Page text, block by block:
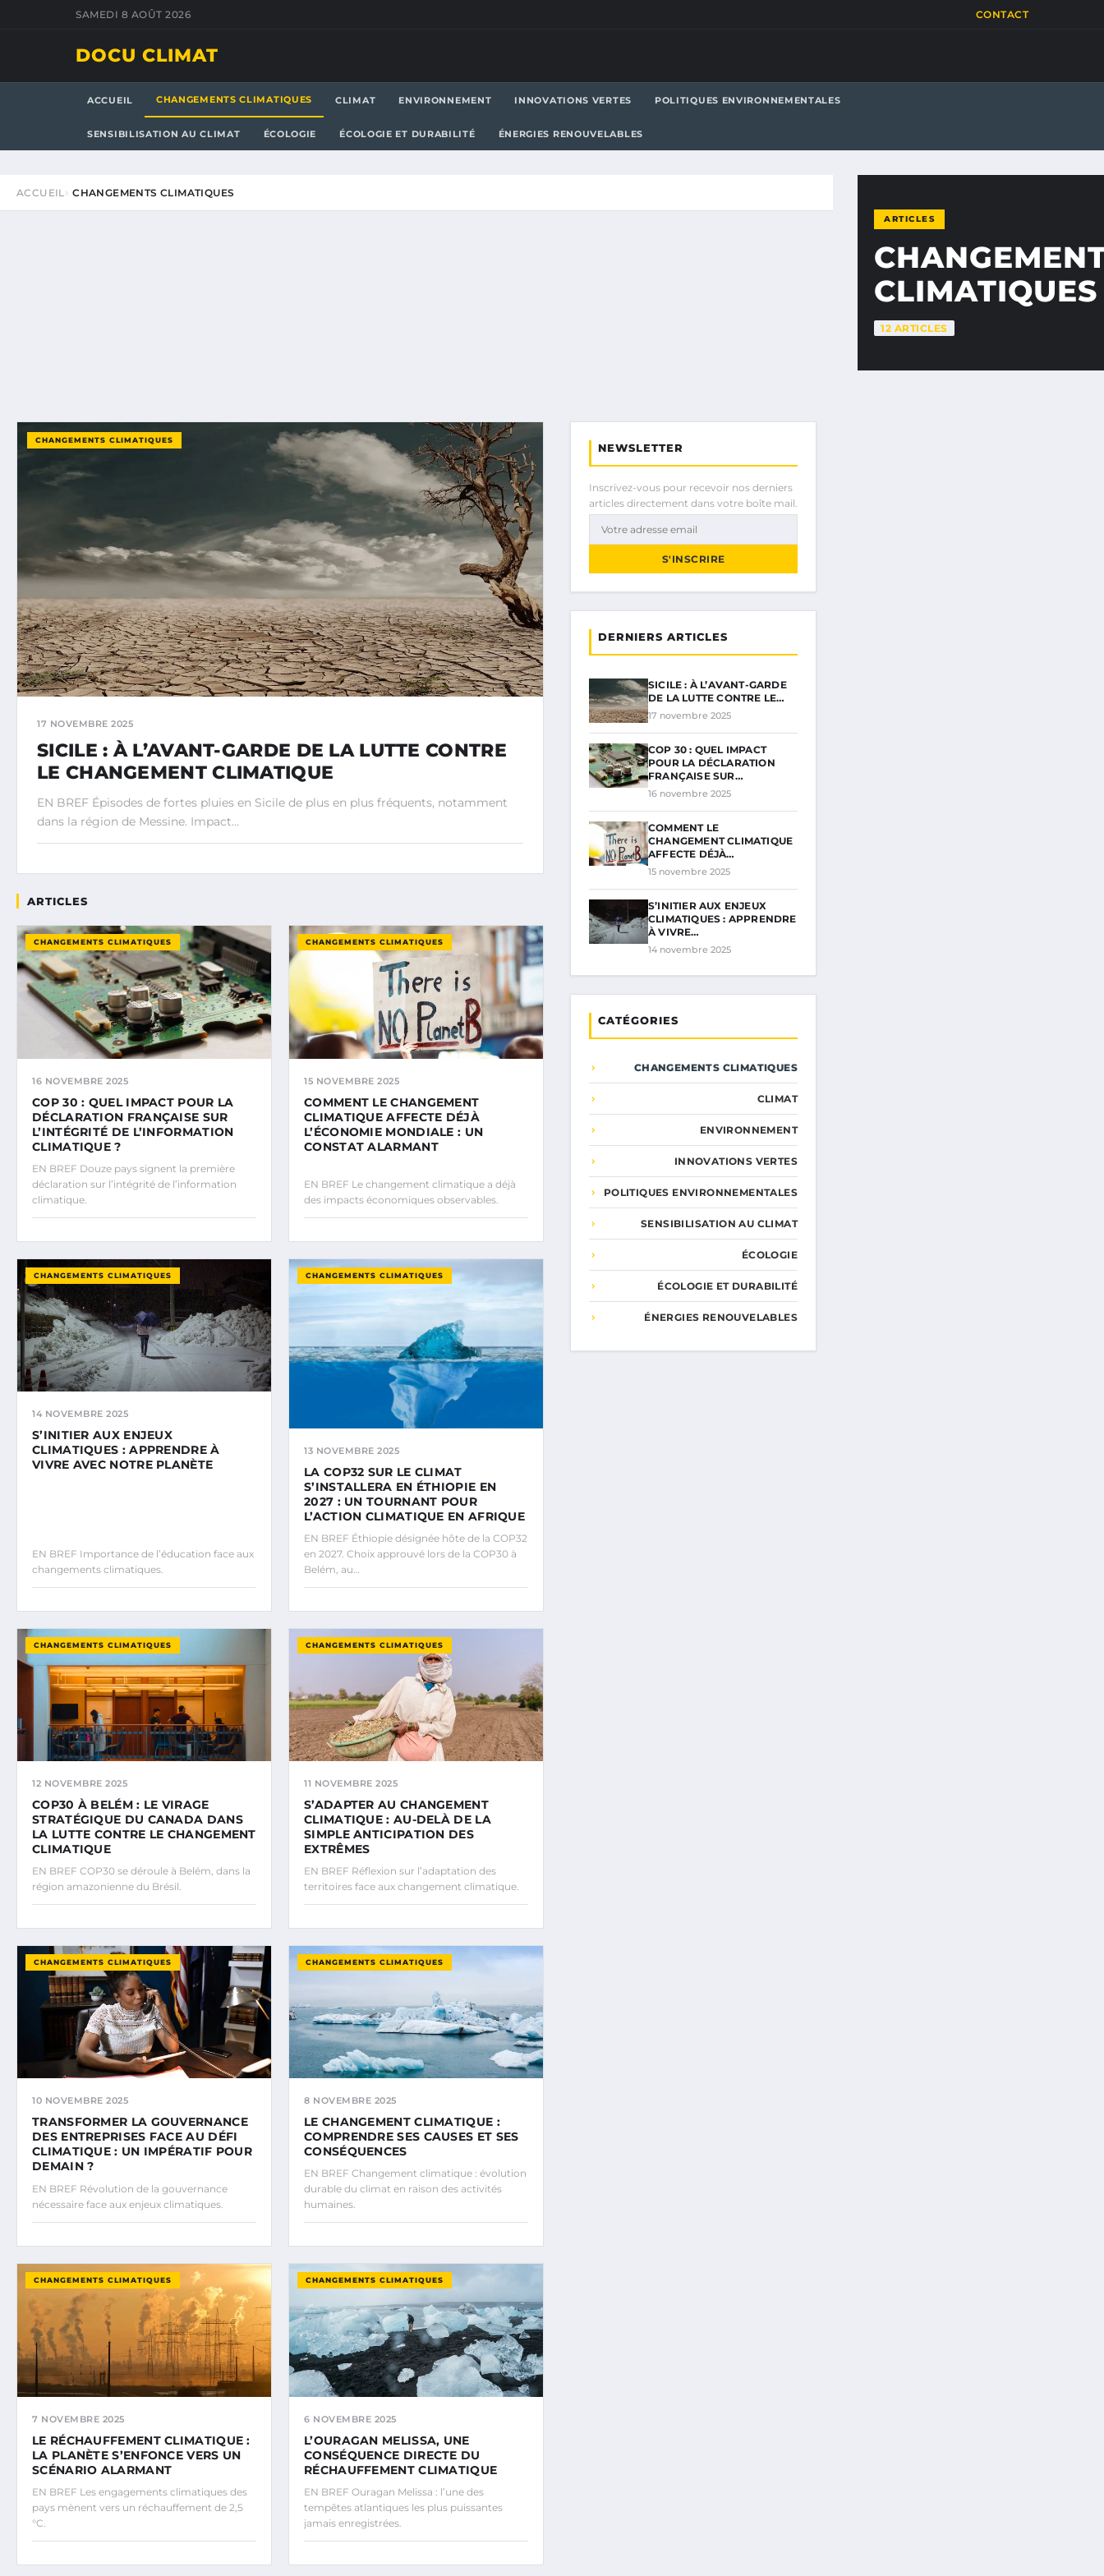
SAMEDI 8 AOÛT 2026 CONTACT
DOCU CLIMAT
ACCUEIL CHANGEMENTS CLIMATIQUES CLIMAT ENVIRONNEMENT INNOVATIONS VERTES POLITIQUES ENVIRONNEMENTALES
SENSIBILISATION AU CLIMAT ÉCOLOGIE ÉCOLOGIE ET DURABILITÉ ÉNERGIES RENOUVELABLES
ACCUEIL CHANGEMENTS CLIMATIQUES
ARTICLES
CLIMATIQUES
12 ARTICLES
CHANGEMENTS CLIMATIQUES
17 NOVEMBRE 2025
SICILE : À L’AVANT-GARDE DE LA LUTTE CONTRE
LE CHANGEMENT CLIMATIQUE
EN BREF Épisodes de fortes pluies en Sicile de plus en plus fréquents, notamment
dans la région de Messine. Impact…
ARTICLES
CHANGEMENTS CLIMATIQUES
16 NOVEMBRE 2025
COP 30 : QUEL IMPACT POUR LA
DÉCLARATION FRANÇAISE SUR
L’INTÉGRITÉ DE L’INFORMATION
CLIMATIQUE ?
EN BREF Douze pays signent la première
déclaration sur l’intégrité de l’information
climatique.
CHANGEMENTS CLIMATIQUES
15 NOVEMBRE 2025
COMMENT LE CHANGEMENT
CLIMATIQUE AFFECTE DÉJÀ
L’ÉCONOMIE MONDIALE : UN
CONSTAT ALARMANT
EN BREF Le changement climatique a déjà
des impacts économiques observables.
CHANGEMENTS CLIMATIQUES
14 NOVEMBRE 2025
S’INITIER AUX ENJEUX
CLIMATIQUES : APPRENDRE À
VIVRE AVEC NOTRE PLANÈTE
EN BREF Importance de l’éducation face aux
changements climatiques.
CHANGEMENTS CLIMATIQUES
13 NOVEMBRE 2025
LA COP32 SUR LE CLIMAT
S’INSTALLERA EN ÉTHIOPIE EN
2027 : UN TOURNANT POUR
L’ACTION CLIMATIQUE EN AFRIQUE
EN BREF Éthiopie désignée hôte de la COP32
en 2027. Choix approuvé lors de la COP30 à
Belém, au…
CHANGEMENTS CLIMATIQUES
12 NOVEMBRE 2025
COP30 À BELÉM : LE VIRAGE
STRATÉGIQUE DU CANADA DANS
LA LUTTE CONTRE LE CHANGEMENT
CLIMATIQUE
EN BREF COP30 se déroule à Belém, dans la
région amazonienne du Brésil.
CHANGEMENTS CLIMATIQUES
11 NOVEMBRE 2025
S’ADAPTER AU CHANGEMENT
CLIMATIQUE : AU-DELÀ DE LA
SIMPLE ANTICIPATION DES
EXTRÊMES
EN BREF Réflexion sur l’adaptation des
territoires face aux changement climatique.
CHANGEMENTS CLIMATIQUES
10 NOVEMBRE 2025
TRANSFORMER LA GOUVERNANCE
DES ENTREPRISES FACE AU DÉFI
CLIMATIQUE : UN IMPÉRATIF POUR
DEMAIN ?
EN BREF Révolution de la gouvernance
nécessaire face aux enjeux climatiques.
CHANGEMENTS CLIMATIQUES
8 NOVEMBRE 2025
LE CHANGEMENT CLIMATIQUE :
COMPRENDRE SES CAUSES ET SES
CONSÉQUENCES
EN BREF Changement climatique : évolution
durable du climat en raison des activités
humaines.
CHANGEMENTS CLIMATIQUES
7 NOVEMBRE 2025
LE RÉCHAUFFEMENT CLIMATIQUE :
LA PLANÈTE S’ENFONCE VERS UN
SCÉNARIO ALARMANT
EN BREF Les engagements climatiques des
pays mènent vers un réchauffement de 2,5
°C.
CHANGEMENTS CLIMATIQUES
6 NOVEMBRE 2025
L’OURAGAN MELISSA, UNE
CONSÉQUENCE DIRECTE DU
RÉCHAUFFEMENT CLIMATIQUE
EN BREF Ouragan Melissa : l’une des
tempêtes atlantiques les plus puissantes
jamais enregistrées.
NEWSLETTER
Inscrivez-vous pour recevoir nos derniers
articles directement dans votre boîte mail.
S'INSCRIRE
DERNIERS ARTICLES
SICILE : À L’AVANT-GARDE
DE LA LUTTE CONTRE LE…
17 novembre 2025
COP 30 : QUEL IMPACT
POUR LA DÉCLARATION
FRANÇAISE SUR…
16 novembre 2025
COMMENT LE
CHANGEMENT CLIMATIQUE
AFFECTE DÉJÀ…
15 novembre 2025
S’INITIER AUX ENJEUX
CLIMATIQUES : APPRENDRE
À VIVRE…
14 novembre 2025
CATÉGORIES
CHANGEMENTS CLIMATIQUES
CLIMAT
ENVIRONNEMENT
INNOVATIONS VERTES
POLITIQUES ENVIRONNEMENTALES
SENSIBILISATION AU CLIMAT
ÉCOLOGIE
ÉCOLOGIE ET DURABILITÉ
ÉNERGIES RENOUVELABLES